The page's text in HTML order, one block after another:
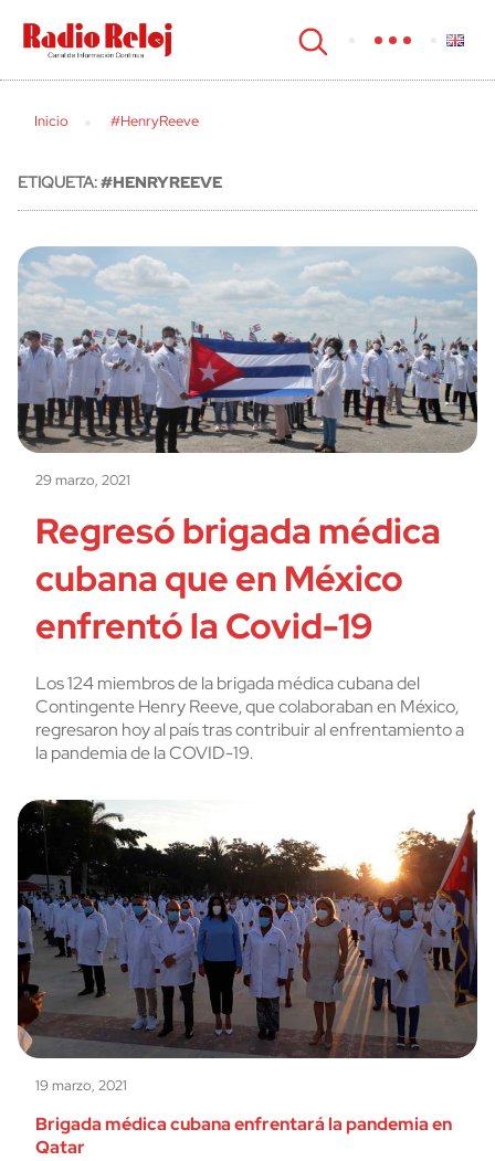
cerrar
Inicio #HenryReeve
ETIQUETA:#HENRYREEVE
29 marzo, 2021
Regresó brigada médica
cubana que en México
enfrentó la Covid-19
Los 124 miembros de la brigada médica cubana del
Contingente Henry Reeve, que colaboraban en México,
regresaron hoy al país tras contribuir al enfrentamiento a
la pandemia de la COVID-19.
19 marzo, 2021
Brigada médica cubana enfrentará la pandemia en
Qatar